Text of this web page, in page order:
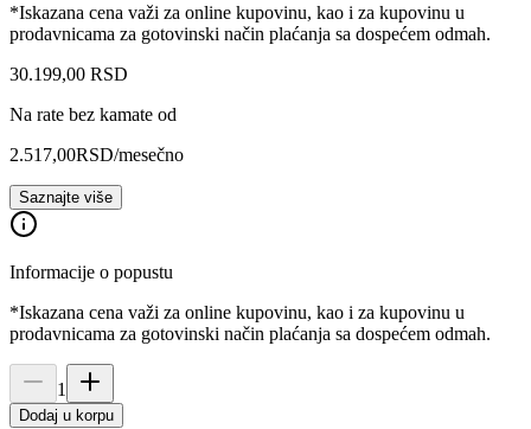
*Iskazana cena važi za online kupovinu, kao i za kupovinu u
prodavnicama za gotovinski način plaćanja sa dospećem odmah.
30.199,00 RSD
Na rate bez kamate od
2.517,00RSD/mesečno
Saznajte više
Informacije o popustu
*Iskazana cena važi za online kupovinu, kao i za kupovinu u
prodavnicama za gotovinski način plaćanja sa dospećem odmah.
1
Dodaj u korpu